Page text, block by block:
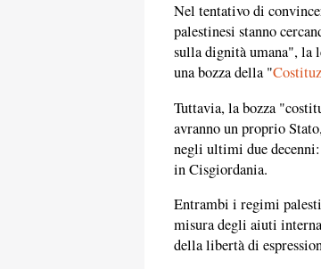
Nel tentativo di
palestinesi stanno
sulla dignità umana", la
una bozza della "
Tuttavia, la bozza
avranno un proprio
negli ultimi due
in Cisgiordania.
Entrambi i regimi
misura degli aiuti
della libertà di